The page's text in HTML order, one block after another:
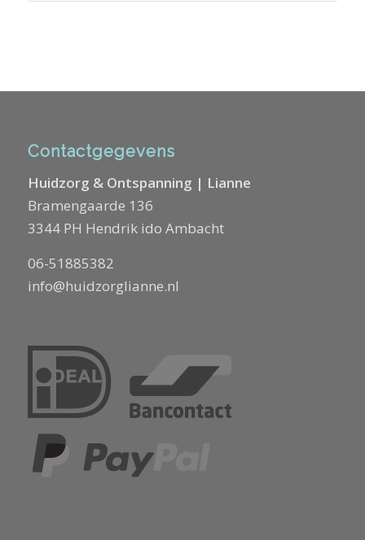
Contactgegevens
Huidzorg & Ontspanning | Lianne
Bramengaarde 136
3344 PH Hendrik ido Ambacht
06-51885382
info@huidzorglianne.nl